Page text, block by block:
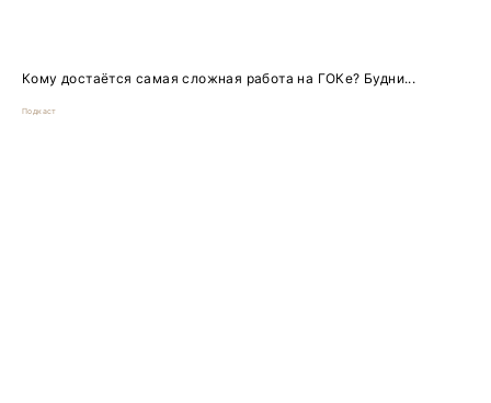
Кому достаётся самая сложная работа на ГОКе? Будни...
Подкаст